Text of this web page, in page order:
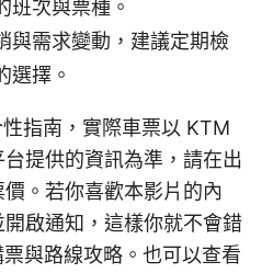
班次與票種。
與需求變動，建議定期檢
選擇。
指南，實際車票以 KTM
提供的資訊為準，請在出
。若你喜歡本影片的內
啟通知，這樣你就不會錯
與路線攻略。也可以查看